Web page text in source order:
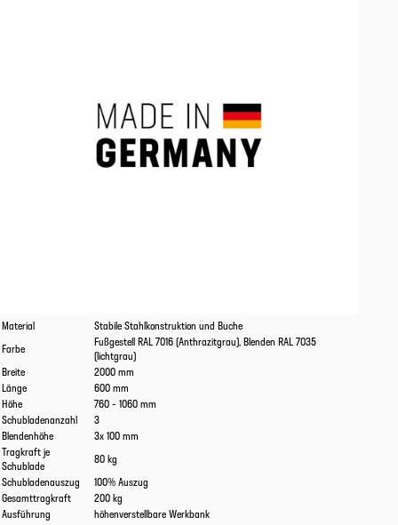
Eigenschaften
Material
Stabile Stahlkonstruktion und Buche
Farbe
Fußgestell RAL 7016 (Anthrazitgrau), Blenden RAL 7035
(lichtgrau)
Breite
2000 mm
Länge
600 mm
Höhe
760 - 1060 mm
Schubladenanzahl
3
Blendenhöhe
3x 100 mm
Tragkraft je
Schublade
80 kg
Schubladenauszug
100% Auszug
Gesamttragkraft
200 kg
Ausführung
höhenverstellbare Werkbank